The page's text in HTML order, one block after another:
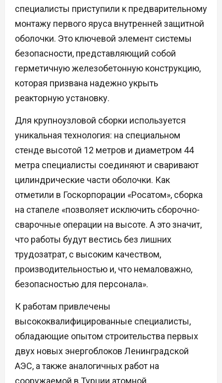
специалисты приступили к предварительному
монтажу первого яруса внутренней защитной
оболочки. Это ключевой элемент системы
безопасности, представляющий собой
герметичную железобетонную конструкцию,
которая призвана надежно укрыть
реакторную установку.
Для крупноузловой сборки используется
уникальная технология: на специальном
стенде высотой 12 метров и диаметром 44
метра специалисты соединяют и сваривают
цилиндрические части оболочки. Как
отметили в Госкорпорации «Росатом», сборка
на стапеле «позволяет исключить сборочно-
сварочные операции на высоте. А это значит,
что работы будут вестись без лишних
трудозатрат, с высоким качеством,
производительностью и, что немаловажно,
безопасностью для персонала».
К работам привлечены
высококвалифицированные специалисты,
обладающие опытом строительства первых
двух новых энергоблоков Ленинградской
АЭС, а также аналогичных работ на